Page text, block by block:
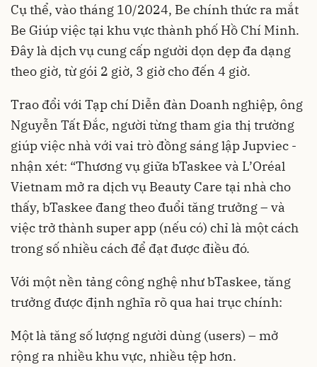
Cụ thể, vào tháng 10/2024, Be chính thức ra mắt
Be Giúp việc tại khu vực thành phố Hồ Chí Minh.
Đây là dịch vụ cung cấp người dọn dẹp đa dạng
theo giờ, từ gói 2 giờ, 3 giờ cho đến 4 giờ.
Trao đổi với Tạp chí Diễn đàn Doanh nghiệp, ông
Nguyễn Tất Đắc, người từng tham gia thị trường
giúp việc nhà với vai trò đồng sáng lập Jupviec -
nhận xét: “Thương vụ giữa bTaskee và L’Oréal
Vietnam mở ra dịch vụ Beauty Care tại nhà cho
thấy, bTaskee đang theo đuổi tăng trưởng – và
việc trở thành super app (nếu có) chỉ là một cách
trong số nhiều cách để đạt được điều đó.
Với một nền tảng công nghệ như bTaskee, tăng
trưởng được định nghĩa rõ qua hai trục chính:
Một là tăng số lượng người dùng (users) – mở
rộng ra nhiều khu vực, nhiều tệp hơn.